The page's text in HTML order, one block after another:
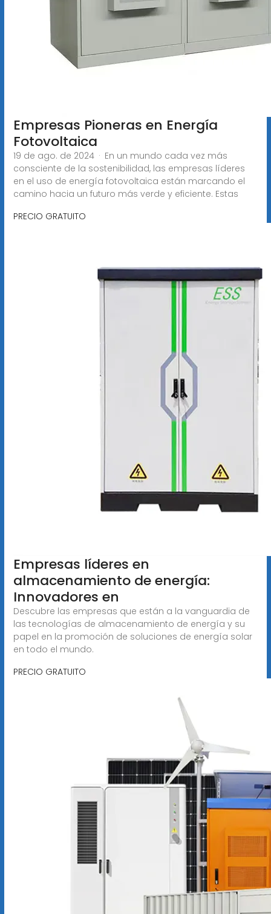
Empresas Pioneras en Energía
Fotovoltaica
19 de ago. de 2024 · En un mundo cada vez más
consciente de la sostenibilidad, las empresas líderes
en el uso de energía fotovoltaica están marcando el
camino hacia un futuro más verde y eficiente. Estas
PRECIO GRATUITO
Empresas líderes en
almacenamiento de energía:
Innovadores en
Descubre las empresas que están a la vanguardia de
las tecnologías de almacenamiento de energía y su
papel en la promoción de soluciones de energía solar
en todo el mundo.
PRECIO GRATUITO